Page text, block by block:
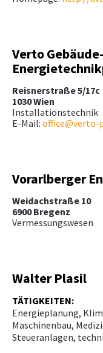
Verto
Reisnerstraße 5/17c
1030 Wien
Installationstechnik
E-Mail: office@verto-
Vorarlberger
Weidachstraße 10
6900 Bregenz
Vermessungswesen
Walter Plasil
TÄTIGKEITEN:
Energieplanung,
Maschinenbau,
Steueranlagen,